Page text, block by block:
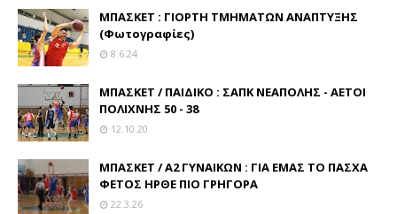
ΜΠΑΣΚΕΤ : ΓΙΟΡΤΗ ΤΜΗΜΑΤΩΝ ΑΝΑΠΤΥΞΗΣ
(Φωτογραφίες)
8.6.24
ΜΠΑΣΚΕΤ / ΠΑΙΔΙΚΟ : ΣΑΠΚ ΝΕΑΠΟΛΗΣ - ΑΕΤΟΙ
ΠΟΛΙΧΝΗΣ 50 - 38
12.10.20
ΜΠΑΣΚΕΤ / Α2 ΓΥΝΑΙΚΩΝ : ΓΙΑ ΕΜΑΣ ΤΟ ΠΑΣΧΑ
ΦΕΤΟΣ ΗΡΘΕ ΠΙΟ ΓΡΗΓΟΡΑ
22.3.26